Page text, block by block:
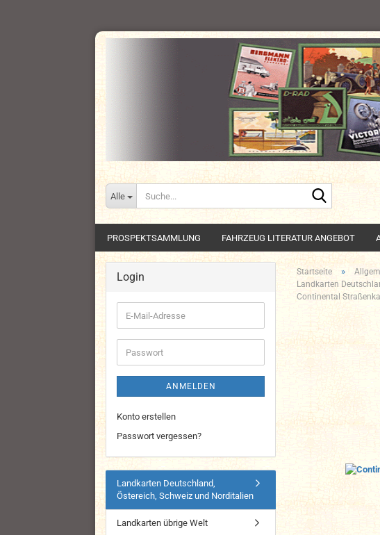
Alle
PROSPEKTSAMMLUNG FAHRZEUG LITERATUR ANGEBOT
Startseite »
Landkarten
Continental
Login
E-
Mail-
Adresse
Passwort
ANMELDEN
Konto erstellen
Passwort vergessen?
Landkarten Deutschland,
Östereich, Schweiz und Norditalien
Landkarten übrige Welt